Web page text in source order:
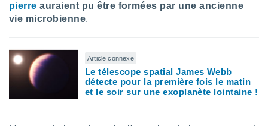
que
la
sur le
pierre auraient pu être formées par une ancienne
vie microbienne.
Article connexe
Le télescope spatial James Webb
détecte pour la première fois le matin
et le soir sur une exoplanète lointaine !